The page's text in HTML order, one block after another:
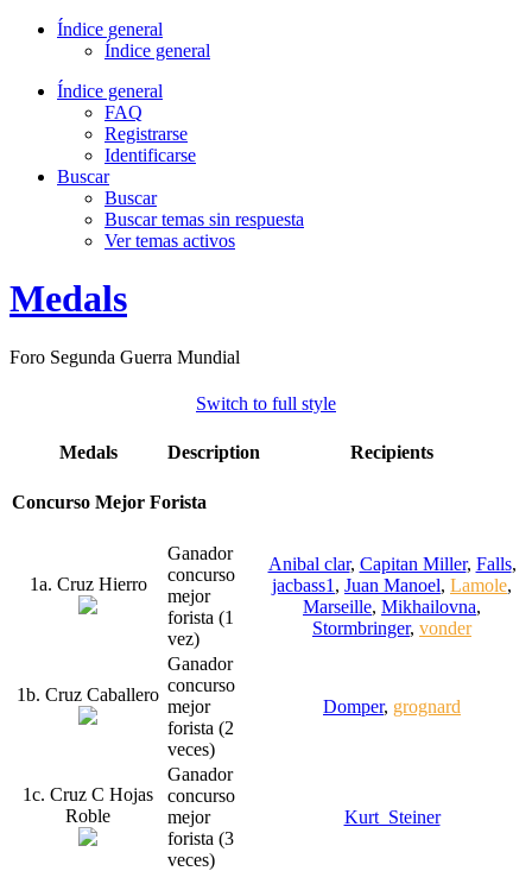
Índice general
Índice general
Índice general
FAQ
Registrarse
Identificarse
Buscar
Buscar
Buscar temas sin respuesta
Ver temas activos
Medals
Foro Segunda Guerra Mundial
Switch to full style
Medals Description Recipients
Concurso Mejor Forista
1a. Cruz Hierro
Ganador
concurso
mejor
forista (1
vez)
Anibal clar, Capitan Miller, Falls,
jacbass1 , Juan Manoel, Lamole,
Marseille, Mikhailovna,
Stormbringer, vonder
1b. Cruz Caballero
Ganador
concurso
mejor
forista (2
veces)
Domper, grognard
1c. Cruz C Hojas
Roble
Ganador
concurso
mejor
forista (3
veces)
Kurt_Steiner